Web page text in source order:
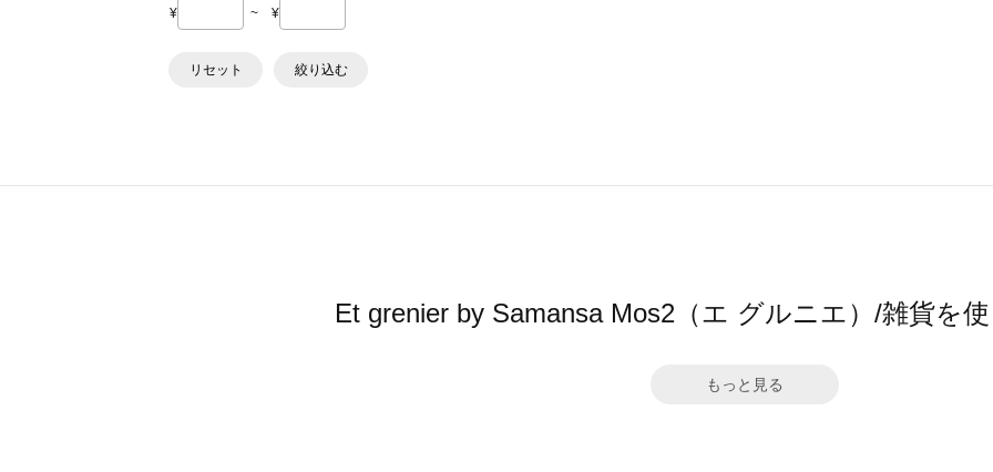
¥ ~ ¥
リセット 絞り込む
Et grenier by Samansa Mos2（エ グルニエ）/雑貨を
もっと見る